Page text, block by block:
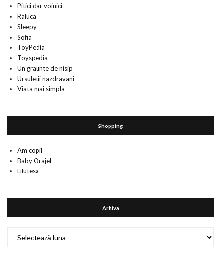
Pitici dar voinici
Raluca
Sleepy
Sofia
ToyPedia
Toyspedia
Un graunte de nisip
Ursuletii nazdravani
Viata mai simpla
Shopping
Am copil
Baby Orajel
Lilutesa
Arhiva